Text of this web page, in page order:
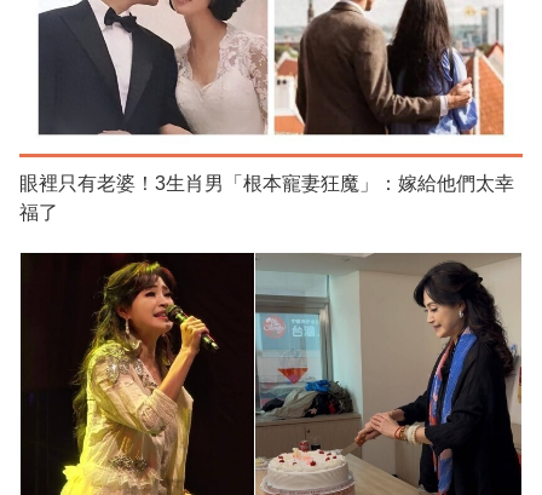
眼裡只有老婆！3生肖男「根本寵妻狂魔」：嫁給他們太幸
福了